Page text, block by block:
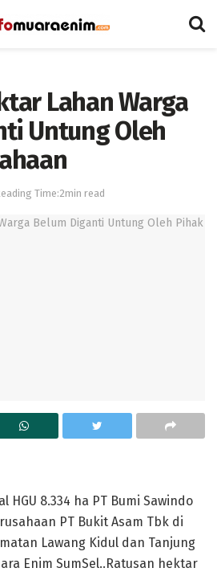
Lahan Warga
Untung Oleh
Time:2min read
HGU 8.334 ha PT Bumi Sawindo
PT Bukit Asam Tbk di
Lawang Kidul dan Tanjung
Enim SumSel..Ratusan hektar